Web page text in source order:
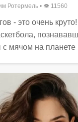
Ротермель • 👁 11560
- это очень
мячом на планете